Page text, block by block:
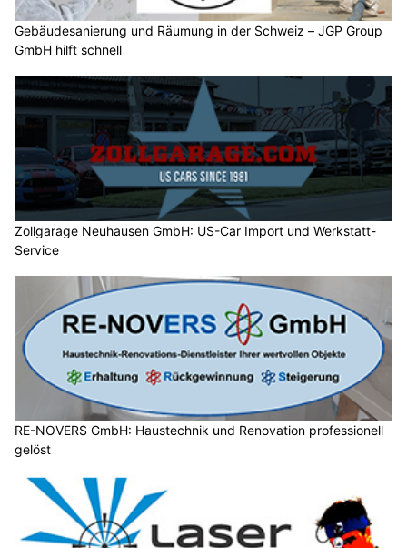
Gebäudesanierung und Räumung in der Schweiz – JGP Group
GmbH hilft schnell
Zollgarage Neuhausen GmbH: US-Car Import und Werkstatt-
Service
RE-NOVERS GmbH: Haustechnik und Renovation professionell
gelöst